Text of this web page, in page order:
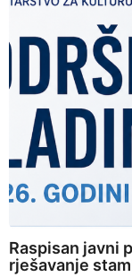
Raspisan javni
rješavanje